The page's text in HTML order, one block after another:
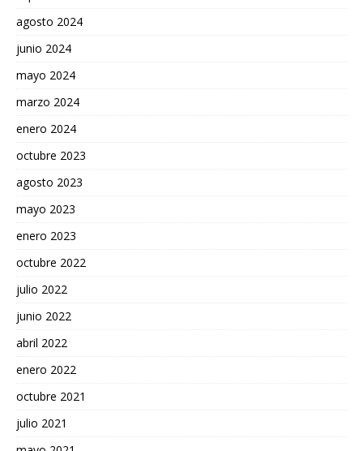
agosto 2024
junio 2024
mayo 2024
marzo 2024
enero 2024
octubre 2023
agosto 2023
mayo 2023
enero 2023
octubre 2022
julio 2022
junio 2022
abril 2022
enero 2022
octubre 2021
julio 2021